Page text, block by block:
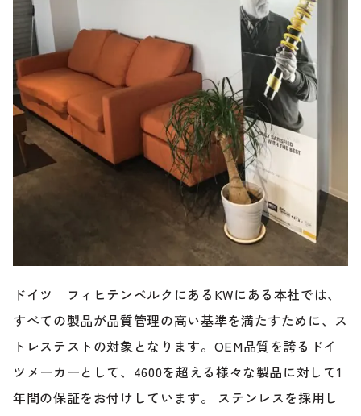
電話・メールなどのご連絡方法意外にも、オンラインで
のご相談も可能です。
お問い合わせフォームにて、オンラインでのご連絡をご
希望ください。
ドイツ フィヒテンベルクにあるKWにある本社では、
すべての製品が品質管理の高い基準を満たすために、ス
トレステストの対象となります。OEM品質を誇るドイ
ツメーカーとして、4600を超える様々な製品に対して1
年間の保証をお付けしています。 ステンレスを採用し